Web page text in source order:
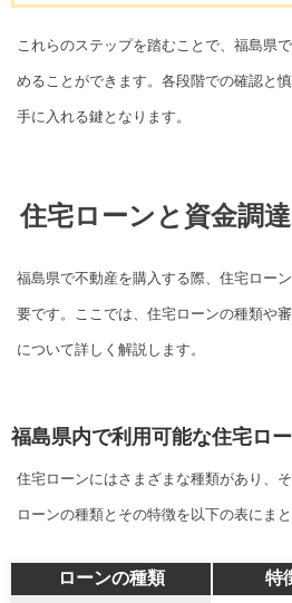
これらのステップを踏むことで、福島県
めることができます。各段階での確認と
手に入れる鍵となります。
住宅ローンと資金調
福島県で不動産を購入する際、住宅ロー
要です。ここでは、住宅ローンの種類や
について詳しく解説します。
福島県内で利用可能な住宅ロ
住宅ローンにはさまざまな種類があり、
ローンの種類とその特徴を以下の表にまと
ローンの種類 特